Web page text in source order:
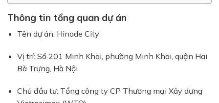
Thông tin tổng quan dự án
Tên dự án: Hinode City
Vị trí: Số 201 Minh Khai, phường Minh Khai, quận Hai
Bà Trưng, Hà Nội
Chủ đầu tư: Tổng công ty CP Thương mại Xây dựng